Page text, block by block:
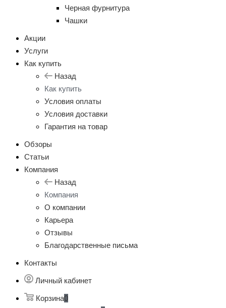
Черная фурнитура
Чашки
Акции
Услуги
Как купить
Назад
Как купить
Условия оплаты
Условия доставки
Гарантия на товар
Обзоры
Статьи
Компания
Назад
Компания
О компании
Карьера
Отзывы
Благодарственные письма
Контакты
Личный кабинет
Корзина0